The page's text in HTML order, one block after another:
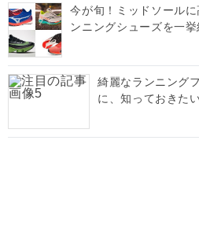
今が旬！ミッドソール
ンニングシューズを一挙
綺麗なランニング
に、知っておきた